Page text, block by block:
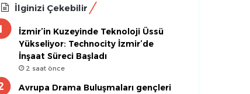
İlginizi Çekebilir
İzmir’in Kuzeyinde Teknoloji Üssü
Yükseliyor: Technocity İzmir’de
İnşaat Süreci Başladı
2 saat önce
Avrupa Drama Buluşmaları gençleri